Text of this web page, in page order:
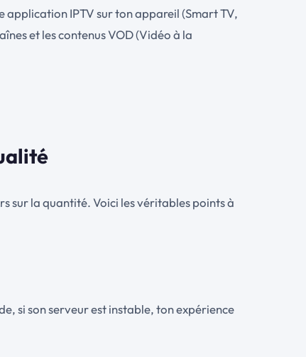
application IPTV sur ton appareil (Smart TV,
et les contenus VOD (Vidéo à la
sur la quantité. Voici les véritables points à
si son serveur est instable, ton expérience